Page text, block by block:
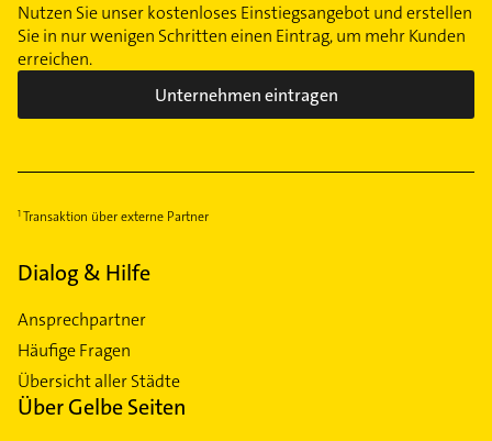
Nutzen Sie unser kostenloses Einstiegsangebot und erstellen
Sie in nur wenigen Schritten einen Eintrag, um mehr Kunden
erreichen.
Unternehmen eintragen
Transaktion über externe Partner
Dialog & Hilfe
Ansprechpartner
Häufige Fragen
Übersicht aller Städte
Über Gelbe Seiten